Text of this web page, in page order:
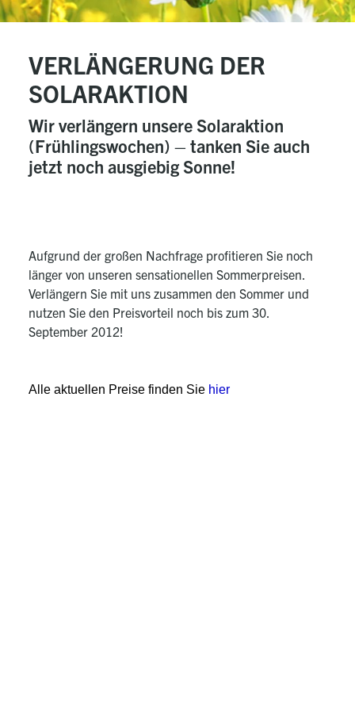
VERLÄNGERUNG DER
SOLARAKTION
Wir verlängern unsere Solaraktion
(Frühlingswochen) – tanken Sie auch
jetzt noch ausgiebig Sonne!
Aufgrund der großen Nachfrage profitieren Sie noch
länger von unseren sensationellen Sommerpreisen.
Verlängern Sie mit uns zusammen den Sommer und
nutzen Sie den Preisvorteil noch bis zum 30.
September 2012!
Alle aktuellen Preise finden Sie hier